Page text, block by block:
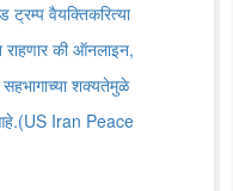
ट्रम्प वैयक्तिकरित्या
की ऑनलाइन,
सहभागाच्या शक्यतेमुळे
आहे.(US Iran Peace